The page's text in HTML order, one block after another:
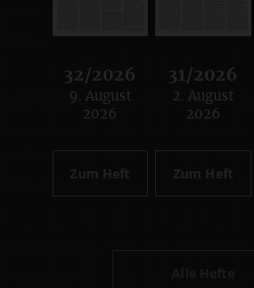
32/2026
:
9. August
2026
Zum Heft
31/2026
:
2. August
2026
Zum Heft